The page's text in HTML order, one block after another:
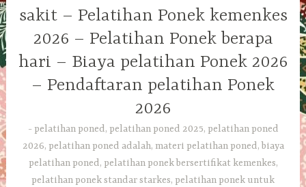
sakit – Pelatihan Ponek kemenkes
2026 – Pelatihan Ponek berapa
hari – Biaya pelatihan Ponek 2026
– Pendaftaran pelatihan Ponek
2026
pelatihan poned, pelatihan poned 2025, pelatihan poned
2026, pelatihan poned adalah, materi pelatihan poned, biaya
pelatihan poned, pelatihan ponek bersertifikat kemenkes,
pelatihan ponek standar starkes, pelatihan ponek untuk